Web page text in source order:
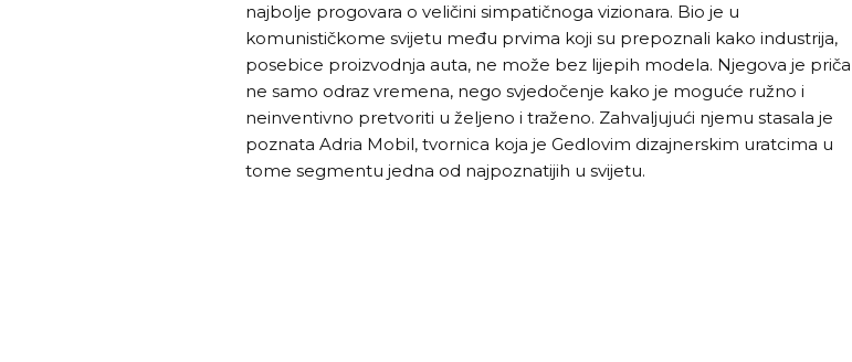
najbolje progovara o veličini simpatičnoga vizionara. Bio je u
komunističkome svijetu među prvima koji su prepoznali kako industrija,
posebice proizvodnja auta, ne može bez lijepih modela. Njegova je priča
ne samo odraz vremena, nego svjedočenje kako je moguće ružno i
neinventivno pretvoriti u željeno i traženo. Zahvaljujući njemu stasala je
poznata Adria Mobil, tvornica koja je Gedlovim dizajnerskim uratcima u
tome segmentu jedna od najpoznatijih u svijetu.